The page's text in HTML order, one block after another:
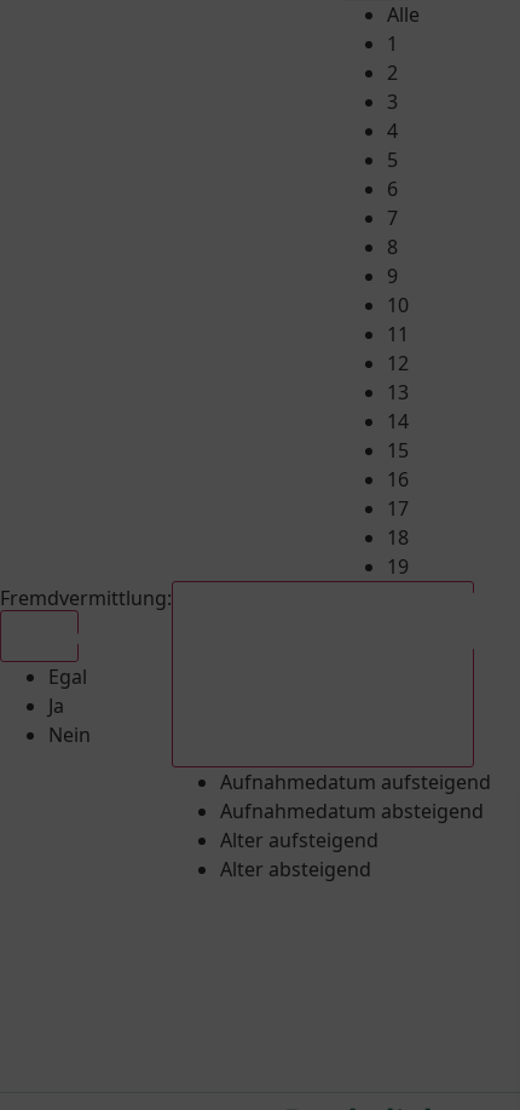
Alle
1
2
3
4
5
6
7
8
9
10
11
12
13
14
15
16
17
18
19
Fremdvermittlung:
Egal
Ja
Nein
Aufnahmedatum aufsteigend
Aufnahmedatum absteigend
Alter aufsteigend
Alter absteigend